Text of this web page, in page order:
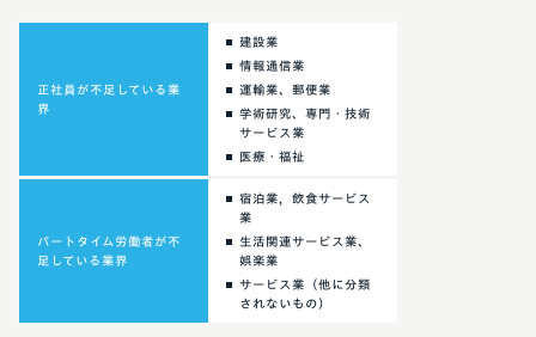
正社員が不足している業
界
建設業
情報通信業
運輸業、郵便業
学術研究、専門・技術
サービス業
医療・福祉
パートタイム労働者が不
足している業界
宿泊業，飲食サービス
業
生活関連サービス業、
娯楽業
サービス業（他に分類
されないもの）